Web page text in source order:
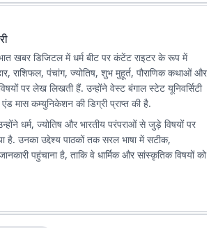
खबर डिजिटल में धर्म बीट पर कंटेंट राइटर के रूप में
राशिफल, पंचांग, ज्योतिष, शुभ मुहूर्त, पौराणिक कथाओं और
पर लेख लिखती हैं. उन्होंने वेस्ट बंगाल स्टेट यूनिवर्सिटी
मास कम्युनिकेशन की डिग्री प्राप्त की है.
धर्म, ज्योतिष और भारतीय परंपराओं से जुड़े विषयों पर
है. उनका उद्देश्य पाठकों तक सरल भाषा में सटीक,
पहुंचाना है, ताकि वे धार्मिक और सांस्कृतिक विषयों को